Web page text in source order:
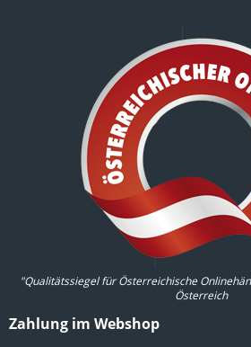
"Qualitätssiegel für Österreichische
Österreich
Zahlung im Webshop